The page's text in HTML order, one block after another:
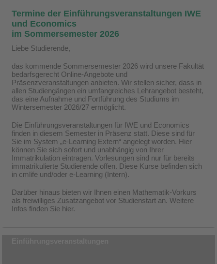
Termine der Einführungsveranstaltungen IWE
und Economics
im Sommersemester 2026
Liebe Studierende,
das kommende Sommersemester 2026 wird unsere Fakultät
bedarfsgerecht Online-Angebote und
Präsenzveranstaltungen anbieten. Wir stellen sicher, dass in
allen Studiengängen ein umfangreiches Lehrangebot besteht,
das eine Aufnahme und Fortführung des Studiums im
Wintersemester 2026/27 ermöglicht.
Die Einführungsveranstaltungen für IWE und Economics
finden in diesem Semester in Präsenz statt. Diese sind für
Sie im System „e-Learning Extern“ angelegt worden. Hier
können Sie sich sofort und unabhängig von Ihrer
Immatrikulation eintragen. Vorlesungen sind nur für bereits
immatrikulierte Studierende offen. Diese Kurse befinden sich
in cmlife und/oder e-Learning (Intern).
Darüber hinaus bieten wir Ihnen einen Mathematik-Vorkurs
als freiwilliges Zusatzangebot vor Studienstart an. Weitere
Infos finden Sie hier.